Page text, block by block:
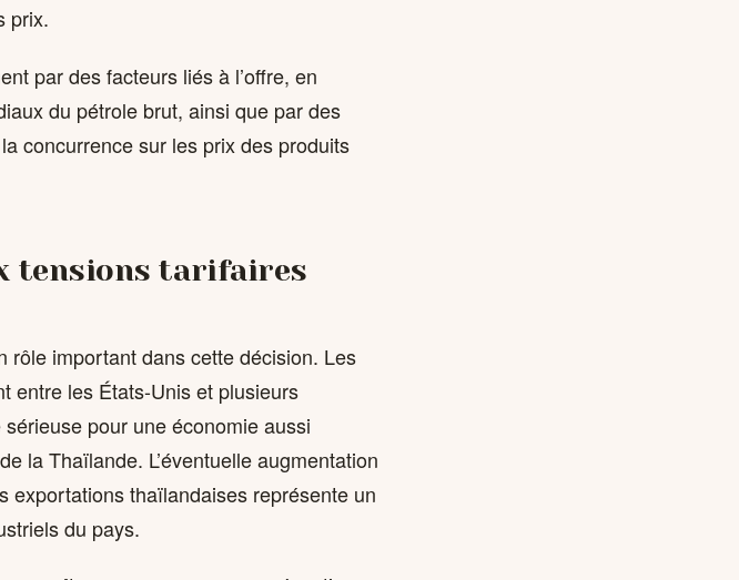
prix.
par des facteurs liés à l’offre, en
du pétrole brut, ainsi que par des
concurrence sur les prix des produits
tensions tarifaires
rôle important dans cette décision. Les
entre les États-Unis et plusieurs
pour une économie aussi
la Thaïlande. L’éventuelle augmentation
exportations thaïlandaises représente un
du pays.